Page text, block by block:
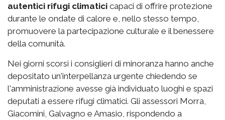
autentici rifugi climatici capaci di offrire protezione
durante le ondate di calore e, nello stesso tempo,
promuovere la partecipazione culturale e il benessere
della comunità.
Nei giorni scorsi i consiglieri di minoranza hanno anche
depositato un'interpellanza urgente chiedendo se
l'amministrazione avesse già individuato luoghi e spazi
deputati a essere rifugi climatici. Gli assessori Morra,
Giacomini, Galvagno e Amasio, rispondendo a